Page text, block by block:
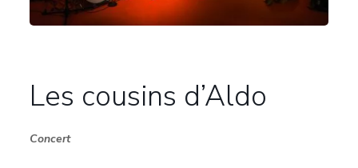
Les cousins d’Aldo
Concert